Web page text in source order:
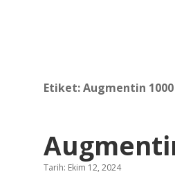
Etiket:Augmentin
Tarih: Ekim 12, 2024